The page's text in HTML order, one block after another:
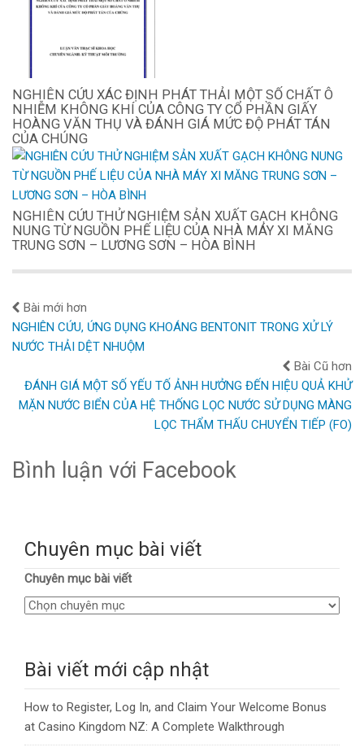
NGHIÊN CỨU XÁC ĐỊNH PHÁT THẢI MỘT SỐ CHẤT Ô
NHIỄM KHÔNG KHÍ CỦA CÔNG TY CỔ PHẦN GIẤY
HOÀNG VĂN THỤ VÀ ĐÁNH GIÁ MỨC ĐỘ PHÁT TÁN
CỦA CHÚNG
NGHIÊN CỨU THỬ NGHIỆM SẢN XUẤT GẠCH KHÔNG
NUNG TỪ NGUỒN PHẾ LIỆU CỦA NHÀ MÁY XI MĂNG
TRUNG SƠN – LƯƠNG SƠN – HÒA BÌNH
Bài mới hơn
NGHIÊN CỨU, ỨNG DỤNG KHOÁNG BENTONIT TRONG XỬ LÝ
NƯỚC THẢI DỆT NHUỘM
Bài Cũ hơn
ĐÁNH GIÁ MỘT SỐ YẾU TỐ ẢNH HƯỞNG ĐẾN HIỆU QUẢ KHỬ
MẶN NƯỚC BIỂN CỦA HỆ THỐNG LỌC NƯỚC SỬ DỤNG MÀNG
LỌC THẨM THẤU CHUYỂN TIẾP (FO)
Bình luận với Facebook
Chuyên mục bài viết
Chuyên mục bài viết
Bài viết mới cập nhật
How to Register, Log In, and Claim Your Welcome Bonus
at Casino Kingdom NZ: A Complete Walkthrough